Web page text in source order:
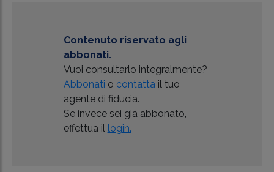
Contenuto riservato agli
abbonati.
Vuoi consultarlo integralmente?
Abbonati o contattail tuo
agente di fiducia.
Se invece sei già abbonato,
effettua il login.